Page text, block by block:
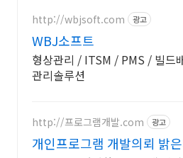
http://wbjsoft.com 광고
WBJ소프트
형상관리 / ITSM / PMS / 빌드
관리솔루션
http://프로그램개발.com 광고
개인프로그램 개발의뢰 밝